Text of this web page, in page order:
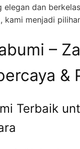
elegan dan
kami menjadi
–
&
Terbaik